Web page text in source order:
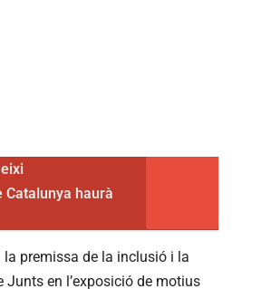
Catalunya haurà
premissa de la inclusió i la
Junts en l’exposició de motius